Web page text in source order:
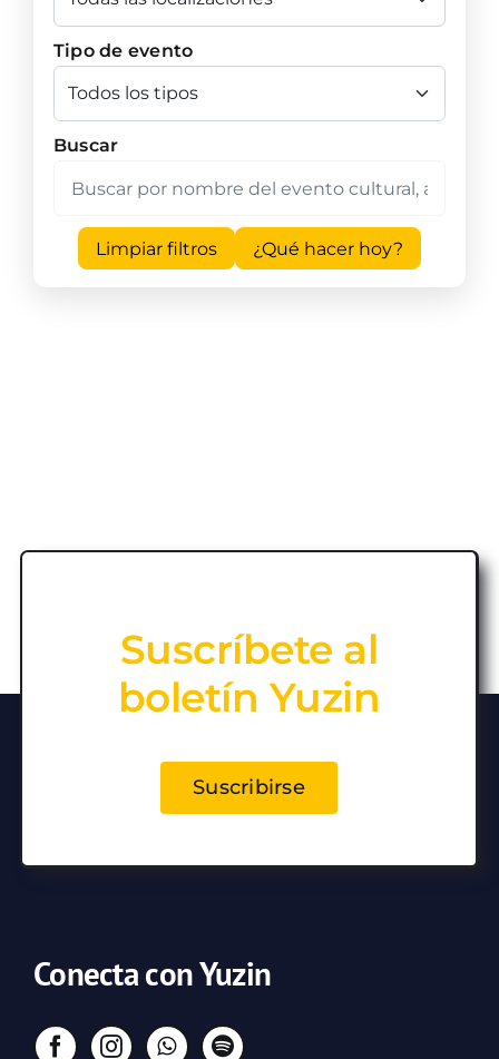
Tipo de evento
Buscar
Limpiar filtros ¿Qué hacer hoy?
Suscríbete al
boletín Yuzin
Suscribirse
Conecta con Yuzin